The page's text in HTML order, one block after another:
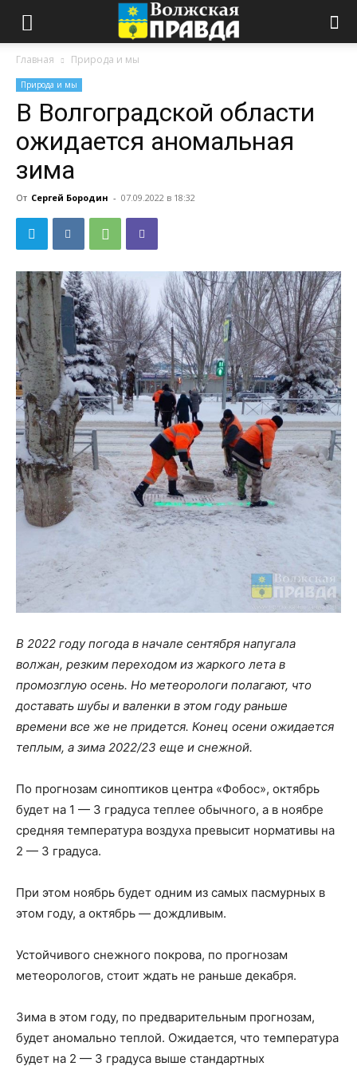
Главная Природа и мы
Природа и мы
В Волгоградской области
ожидается аномальная
зима
От Сергей Бородин - 07.09.2022 в 18:32
В 2022 году погода в начале сентября напугала
волжан, резким переходом из жаркого лета в
промозглую осень. Но метеорологи полагают, что
доставать шубы и валенки в этом году раньше
времени все же не придется. Конец осени ожидается
теплым, а зима 2022/23 еще и снежной.
По прогнозам синоптиков центра «Фобос», октябрь
будет на 1 — 3 градуса теплее обычного, а в ноябре
средняя температура воздуха превысит нормативы на
2 — 3 градуса.
При этом ноябрь будет одним из самых пасмурных в
этом году, а октябрь — дождливым.
Устойчивого снежного покрова, по прогнозам
метеорологов, стоит ждать не раньше декабря.
Зима в этом году, по предварительным прогнозам,
будет аномально теплой. Ожидается, что температура
будет на 2 — 3 градуса выше стандартных